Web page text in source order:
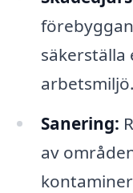
säkerställa
arbetsmiljö.
Sanering:
av